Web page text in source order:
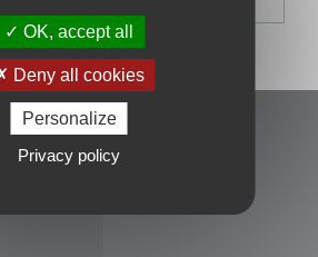
OK, accept all
Deny all cookies
Personalize
Privacy policy